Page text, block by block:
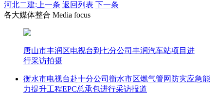
河北二建: 上一条 返回列表 下一条
各大媒体整合 Media focus
唐山市丰润区电视台到七分公司丰润汽车站项目进
行采访拍摄
衡水市电视台赴十分公司衡水市区燃气管网防灾应急能
力提升工程EPC总承包进行采访报道